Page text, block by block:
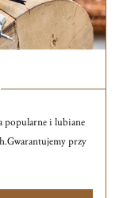
popularne i lubiane
Gwarantujemy przy